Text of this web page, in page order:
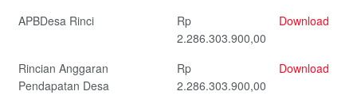
APBDesa Rinci
Rp
2.286.303.900,00
Download
Rincian Anggaran
Pendapatan Desa
Rp
2.286.303.900,00
Download